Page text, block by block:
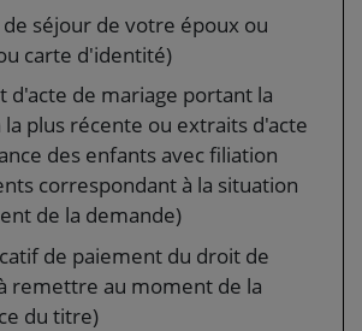
séjour de votre époux ou
carte d'identité)
d'acte de mariage portant la
plus récente ou extraits d'acte
des enfants avec filiation
correspondant à la situation
de la demande)
de paiement du droit de
remettre au moment de la
du titre)